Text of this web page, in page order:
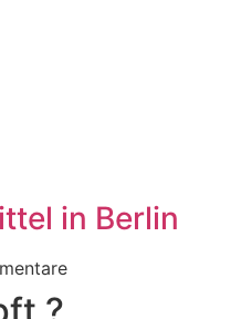
in Berlin